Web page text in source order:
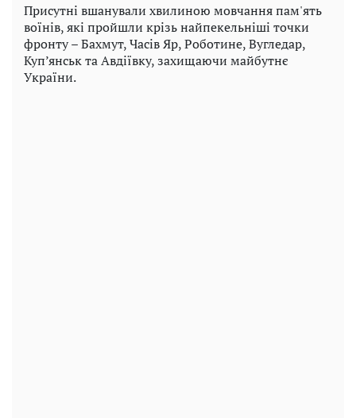
Присутні вшанували хвилиною мовчання пам'ять
воїнів, які пройшли крізь найпекельніші точки
фронту – Бахмут, Часів Яр, Роботине, Вугледар,
Куп’янськ та Авдіївку, захищаючи майбутнє
України.